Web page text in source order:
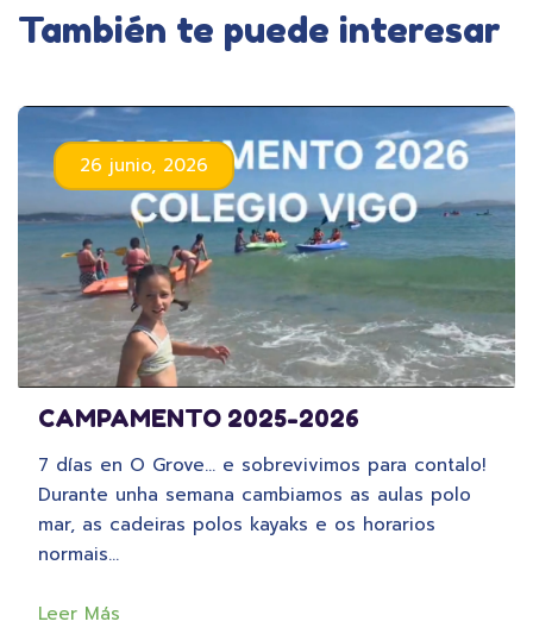
También te puede interesar
26 junio, 2026
CAMPAMENTO 2025-2026
7 días en O Grove… e sobrevivimos para contalo!
Durante unha semana cambiamos as aulas polo
mar, as cadeiras polos kayaks e os horarios
normais…
Leer Más